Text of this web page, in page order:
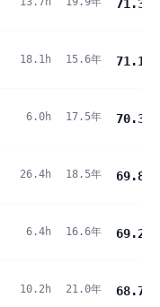
71.3
18.1h 15.6年 71.1
6.0h 17.5年 70.3
26.4h 18.5年 69.8
6.4h 16.6年 69.2
10.2h 21.0年 68.7